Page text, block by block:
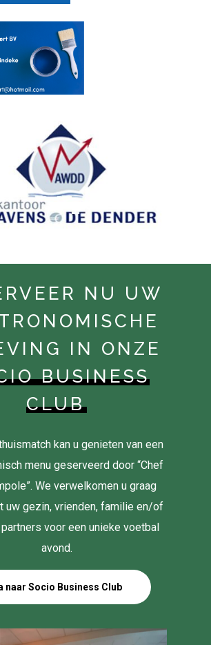
NU UW
IN ONZE
BUSINESS
CLUB
kan u genieten van een
menu geserveerd door “Chef
We verwelkomen u graag
uw gezin, vrienden, familie en/of
voor een unieke voetbal
avond.
naar Socio Business Club